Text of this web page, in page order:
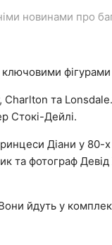
новинами про
фігурами
Charlton та
Стокі-Дейлі.
Діани у 80-
та фотограф
йдуть у